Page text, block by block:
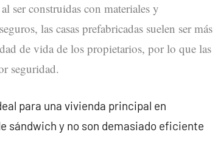
ser construidas con materiales y
las casas prefabricadas suelen ser más
de vida de los propietarios, por lo que las
seguridad.
para una vivienda principal en
sándwich y no son demasiado eficiente